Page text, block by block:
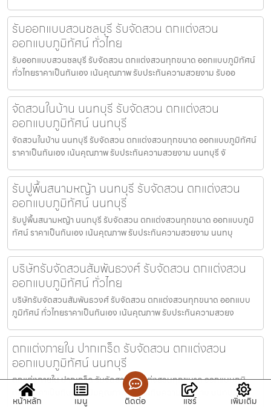
รับออกแบบสวนชลบุรี รับจัดสวน ตกแต่งสวน
ออกแบบภูมิทัศน์ ทั่วไทย
รับออกแบบสวนชลบุรี รับจัดสวน ตกแต่งสวนทุกขนาด ออกแบบภูมิทัศน์
ทั่วไทยราคาเป็นกันเอง เน้นคุณภาพ รับประกันความสวยงาม รับออ
จัดสวนในบ้าน นนทบุรี รับจัดสวน ตกแต่งสวน
ออกแบบภูมิทัศน์ นนทบุรี
จัดสวนในบ้าน นนทบุรี รับจัดสวน ตกแต่งสวนทุกขนาด ออกแบบภูมิทัศน์
ราคาเป็นกันเอง เน้นคุณภาพ รับประกันความสวยงาม นนทบุรี จั
รับปูพื้นสนามหญ้า นนทบุรี รับจัดสวน ตกแต่งสวน
ออกแบบภูมิทัศน์ นนทบุรี
รับปูพื้นสนามหญ้า นนทบุรี รับจัดสวน ตกแต่งสวนทุกขนาด ออกแบบภูมิ
ทัศน์ ราคาเป็นกันเอง เน้นคุณภาพ รับประกันความสวยงาม นนทบุ
บริษัทรับจัดสวนสัมพันธวงศ์ รับจัดสวน ตกแต่งสวน
ออกแบบภูมิทัศน์ ทั่วไทย
บริษัทรับจัดสวนสัมพันธวงศ์ รับจัดสวน ตกแต่งสวนทุกขนาด ออกแบบ
ภูมิทัศน์ ทั่วไทยราคาเป็นกันเอง เน้นคุณภาพ รับประกันความสวยง
ตกแต่งภายใน ปากเกร็ด รับจัดสวน ตกแต่งสวน
ออกแบบภูมิทัศน์ นนทบุรี
ตกแต่งภายใน ปากเกร็ด รับจัดสวน ตกแต่งสวนทุกขนาด ออกแบบภูมิ
ทัศน์ ราคาเป็นกันเอง เน้นคุณภาพ รับประกันความสวยงาม นนทบุรี ตก
หน้าหลัก เมนู ติดต่อ แชร์ เพิ่มเติม